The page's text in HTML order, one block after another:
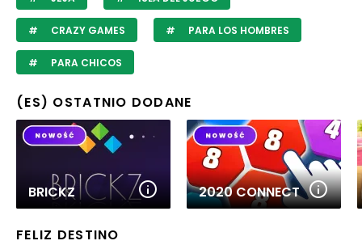
CRAZY GAMES PARA LOS HOMBRES
PARA CHICOS
(ES) OSTATNIO DODANE
BRICKZ 2020 CONNECT
FELIZ DESTINO